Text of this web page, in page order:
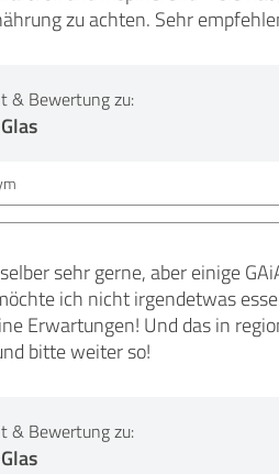
zu achten. Sehr
& Bewertung zu:
sehr gerne, aber einige
ich nicht irgendetwas
Erwartungen! Und das in
bitte weiter so!
& Bewertung zu: